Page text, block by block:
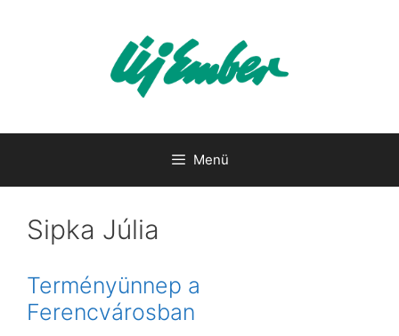
Menü
Sipka Júlia
Terményünnep a
Ferencvárosban